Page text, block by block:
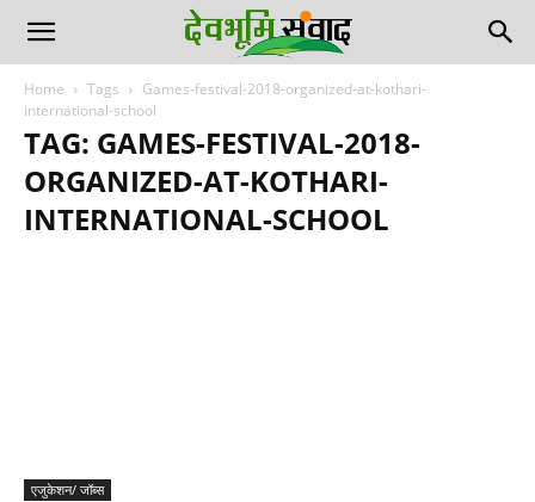
Home Tags
Games-festival-2018-organized-at-kothari-
international-school
TAG: GAMES-FESTIVAL-2018-
ORGANIZED-AT-KOTHARI-
INTERNATIONAL-SCHOOL
एजुकेशन/ जॉब्स